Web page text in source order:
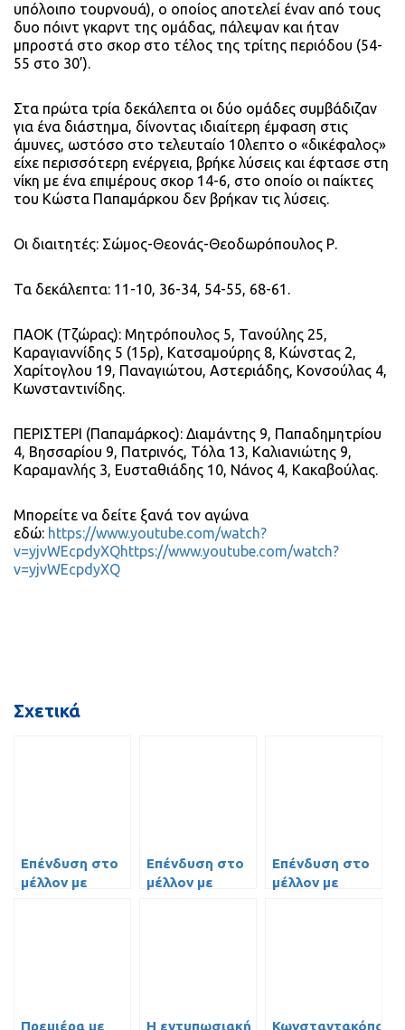
υπόλοιπο τουρνουά), ο οποίος αποτελεί έναν από τους
δυο πόιντ γκαρντ της ομάδας, πάλεψαν και ήταν
μπροστά στο σκορ στο τέλος της τρίτης περιόδου (54-
55 στο 30’).
Στα πρώτα τρία δεκάλεπτα οι δύο ομάδες συμβάδιζαν
για ένα διάστημα, δίνοντας ιδιαίτερη έμφαση στις
άμυνες, ωστόσο στο τελευταίο 10λεπτο ο «δικέφαλος»
είχε περισσότερη ενέργεια, βρήκε λύσεις και έφτασε στη
νίκη με ένα επιμέρους σκορ 14-6, στο οποίο οι παίκτες
του Κώστα Παπαμάρκου δεν βρήκαν τις λύσεις.
Οι διαιτητές: Σώμος-Θεονάς-Θεοδωρόπουλος Ρ.
Τα δεκάλεπτα: 11-10, 36-34, 54-55, 68-61.
ΠΑΟΚ (Τζώρας): Μητρόπουλος 5, Τανούλης 25,
Καραγιαννίδης 5 (15ρ), Κατσαμούρης 8, Κώνστας 2,
Χαρίτογλου 19, Παναγιώτου, Αστεριάδης, Κονσούλας 4,
Κωνσταντινίδης.
ΠΕΡΙΣΤΕΡΙ (Παπαμάρκος): Διαμάντης 9, Παπαδημητρίου
4, Βησσαρίου 9, Πατρινός, Τόλα 13, Καλιανιώτης 9,
Καραμανλής 3, Ευσταθιάδης 10, Νάνος 4, Κακαβούλας.
Μπορείτε να δείτε ξανά τον αγώνα
εδώ: https://www.youtube.com/watch?
v=yjvWEcpdyXQhttps://www.youtube.com/watch?
v=yjvWEcpdyXQ
Σχετικά
Επένδυση στο
μέλλον με
Επένδυση στο
μέλλον με
Επένδυση στο
μέλλον με
Πρεμιέρα με
Η εντυπωσιακή